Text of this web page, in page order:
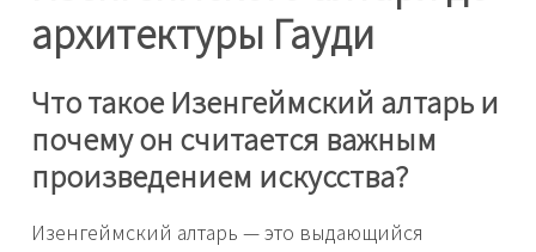
архитектуры Гауди
Что такое Изенгеймский алтарь и
почему он считается важным
произведением искусства?
Изенгеймский алтарь — это выдающийся